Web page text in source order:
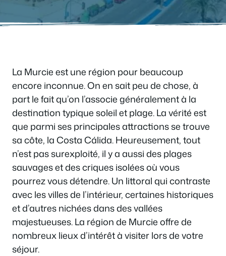
La Murcie est une région pour beaucoup
encore inconnue. On en sait peu de chose, à
part le fait qu’on l’associe généralement à la
destination typique soleil et plage. La vérité est
que parmi ses principales attractions se trouve
sa côte, la Costa Cálida. Heureusement, tout
n’est pas surexploité, il y a aussi des plages
sauvages et des criques isolées où vous
pourrez vous détendre. Un littoral qui contraste
avec les villes de l’intérieur, certaines historiques
et d’autres nichées dans des vallées
majestueuses. La région de Murcie offre de
nombreux lieux d’intérêt à visiter lors de votre
séjour.